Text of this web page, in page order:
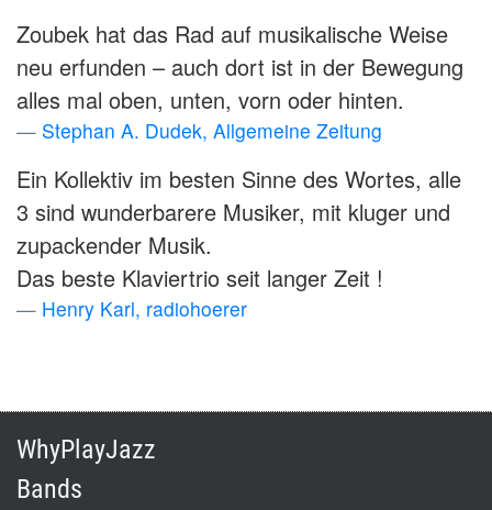
Zoubek hat das Rad auf musikalische Weise
neu erfunden – auch dort ist in der Bewegung
alles mal oben, unten, vorn oder hinten.
Stephan A. Dudek, Allgemeine Zeitung
Ein Kollektiv im besten Sinne des Wortes, alle
3 sind wunderbarere Musiker, mit kluger und
zupackender Musik.
Das beste Klaviertrio seit langer Zeit !
Henry Karl, radiohoerer
WhyPlayJazz
Bands